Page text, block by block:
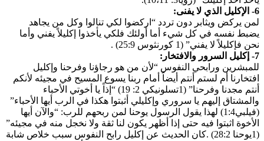
6- الإكليل الذي لا يفنى:
لمن يركض ويثابر دون تردد “اركضوا لكي تنالوا وكل من يجاهد
يضبط نفسه في كل شيء أما أولئك فلكي يأخذوا إكليلاً يفني وأما
نحن فإكليلاً لا يفني” (1 كورنثوس 25:9) .
7- إكليل السرور والافتخار:
للمبشرين ورابحي النفوس “لأن من هو رجاؤنا وفرحنا وإكليل
افتخارنا أم لستم أنتم أيضاً أمام ربنا يسوع المسيح في مجيئه لأنكم
أنتم مجدنا وفرحنا” (1تسلونيكي 2: 19) “إذاً يا أخوتي الأحباء
والمشتاق إليهم يا سروري وإكليلي أثبتوا هكذا في الرب أيها الأحباء”
(فيلبي1:4) لهذا يقول الرسول يوحنا لمن ربحهم للرب: “والآن أيها
الأخوة اثبتوا فيه حتى إذا أظهر يكون لنا ثقة ولا نخجل منه في مجيئه”
(1يوحنا 28:2) .كان الحديث عن إكليل رابح النفوس سبب خلاص شابة